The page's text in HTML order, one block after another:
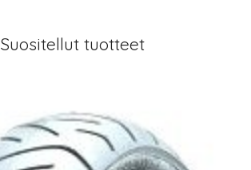
Suositellut tuotteet